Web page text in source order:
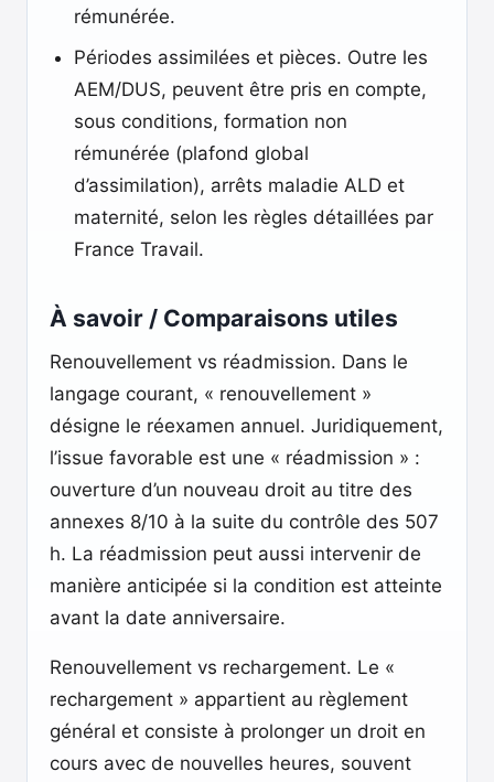
rémunérée.
Périodes assimilées et pièces. Outre les
AEM/DUS, peuvent être pris en compte,
sous conditions, formation non
rémunérée (plafond global
d’assimilation), arrêts maladie ALD et
maternité, selon les règles détaillées par
France Travail.
À savoir / Comparaisons utiles
Renouvellement vs réadmission. Dans le
langage courant, « renouvellement »
désigne le réexamen annuel. Juridiquement,
l’issue favorable est une « réadmission » :
ouverture d’un nouveau droit au titre des
annexes 8/10 à la suite du contrôle des 507
h. La réadmission peut aussi intervenir de
manière anticipée si la condition est atteinte
avant la date anniversaire.
Renouvellement vs rechargement. Le «
rechargement » appartient au règlement
général et consiste à prolonger un droit en
cours avec de nouvelles heures, souvent